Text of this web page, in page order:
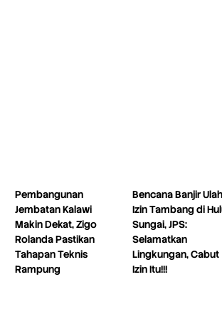
Pembangunan
Jembatan Kalawi
Makin Dekat, Zigo
Rolanda Pastikan
Tahapan Teknis
Rampung
Bencana Banjir
Izin Tambang di
Sungai, JPS:
Selamatkan
Lingkungan, Cabut
Izin Itu!!!